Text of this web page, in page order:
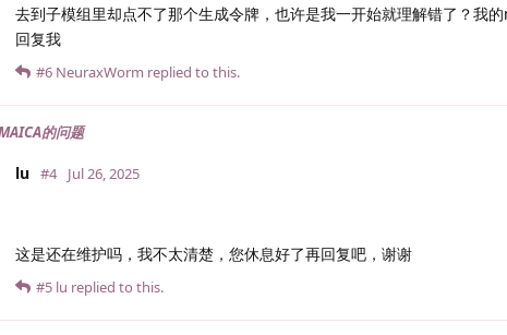
去到子模组里却点不了那个生成令牌，也许是我一开始就理解错了？我
回复我
#6 NeuraxWorm replied to this.
的问题
lu #4 Jul 26, 2025
这是还在维护吗，我不太清楚，您休息好了再回复吧，谢谢
#5 lu replied to this.